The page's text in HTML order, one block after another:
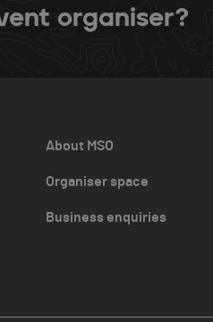
organiser?
About MSO
Organiser space
Business enquiries